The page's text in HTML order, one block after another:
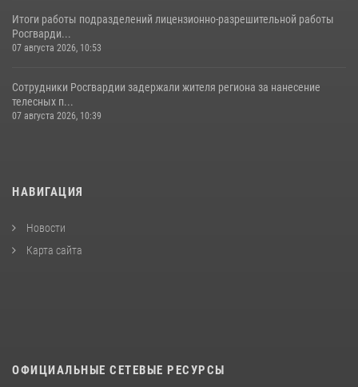
Итоги работы подразделений лицензионно-разрешительной работы
Росгварди...
07 августа 2026, 10:53
Сотрудники Росгвардии задержали жителя региона за нанесение
телесных п...
07 августа 2026, 10:39
НАВИГАЦИЯ
Новости
Карта сайта
ОФИЦИАЛЬНЫЕ СЕТЕВЫЕ РЕСУРСЫ